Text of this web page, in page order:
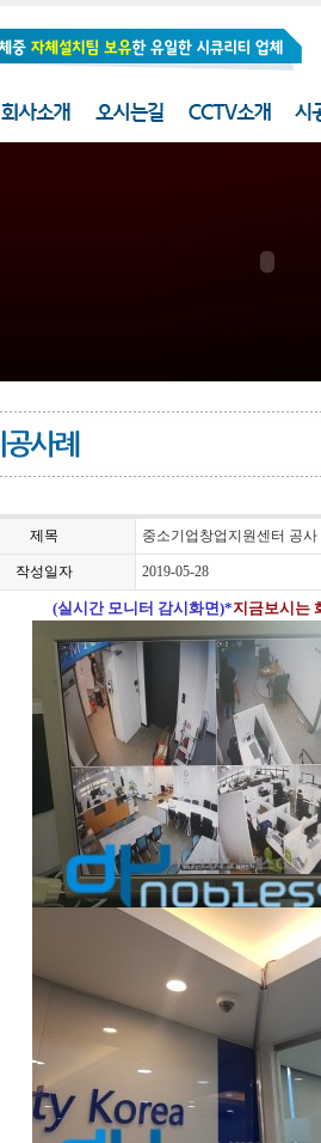
제목 중소기업창업지원센터 공사
작성일자 2019-05-28
(실시간 모니터 감시화면)*지금보시는